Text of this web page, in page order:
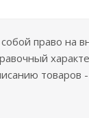
право на
товаров